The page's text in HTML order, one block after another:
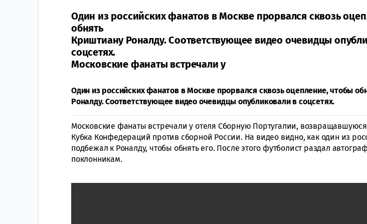
Один из российских фанатов в Москве прорвался сквозь
обнять
Криштиану Роналду. Соответствующее видео очевидцы
соцсетях.
Московские фанаты встречали у
Один из российских фанатов в Москве прорвался сквозь оцепление, чтобы
Роналду. Соответствующее видео очевидцы опубликовали в соцсетях.
Московские фанаты встречали у отеля Сборную Португалии,
Кубка Конфедераций против сборной России. На видео видно, как один из
подбежал к Роналду, чтобы обнять его. После этого футболист раздал
поклонникам.